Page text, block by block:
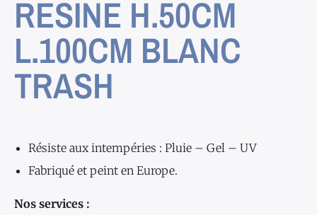
RESINE H.50CM
L.100CM BLANC
TRASH
Résiste aux intempéries : Pluie – Gel – UV
Fabriqué et peint en Europe.
Nos services :